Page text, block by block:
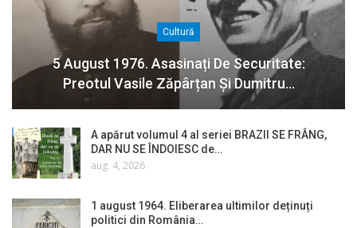
Cultură
5 August 1976. Asasinați De Securitate:
Preotul Vasile Zăpârțan Și Dumitru…
A apărut volumul 4 al seriei BRAZII SE FRÂNG,
DAR NU SE ÎNDOIESC de…
aug. 4, 2026
1 august 1964. Eliberarea ultimilor deținuți
politici din România…